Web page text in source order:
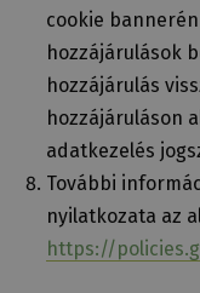
cookie
hozzájárulások
hozzájárulás
hozzájáruláson
adatkezelés
További
nyilatkozata az
https://